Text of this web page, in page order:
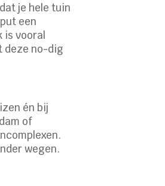
je hele tuin
een
vooral
deze no-dig
én bij
of
wegen.